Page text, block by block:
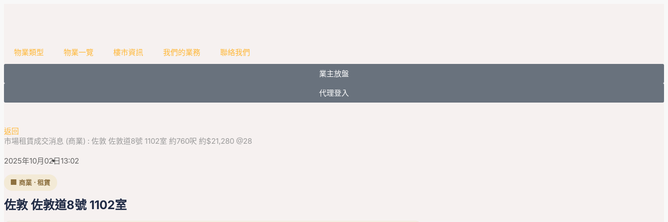
物業類型 物業一覽 樓市資訊 我們的業務 聯絡我們
業主放盤
代理登入
返回
市場租賃成交消息 (商業) : 佐敦 佐敦道8號 1102室 約760呎 約$21,280 @28
2025年10月02日13:02
🏢 商業 · 租賃
佐敦 佐敦道8號 1102室